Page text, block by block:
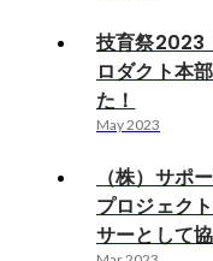
技育祭2023
ロダクト本
た！
May 2023
（株）サポ
プロジェク
サーとして